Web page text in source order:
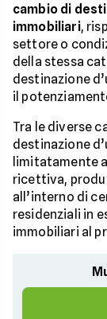
cambio di
immobiliari,
settore o
della stessa
destinazione
il
Tra le diverse
destinazione
limitatamente
ricettiva,
all’interno di
residenziali in
immobiliari al